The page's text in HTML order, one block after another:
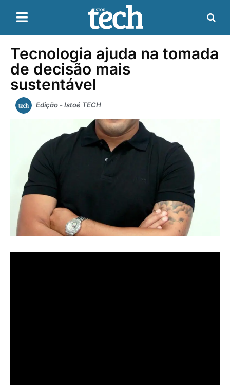
Tecnologia ajuda na tomada
de decisão mais
sustentável
Edição - Istoé TECH